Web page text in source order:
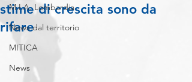
M.I.A. Lombardia
News dal territorio
MITICA
News
stime di crescita sono da
rifare